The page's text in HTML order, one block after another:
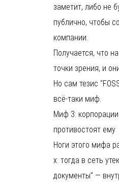
заметит, либо не
публично, чтобы
компании.
Получается, что
точки зрения, и
Но сам тезис
всё-таки миф.
Миф 3:
противостоят ему
Ноги этого мифа
х: тогда в сеть
документы” —